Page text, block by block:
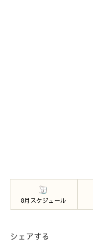
8月スケジュール
シェアする